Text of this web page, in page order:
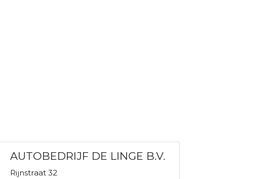
AUTOBEDRIJF DE LINGE B.V.
Rijnstraat 32